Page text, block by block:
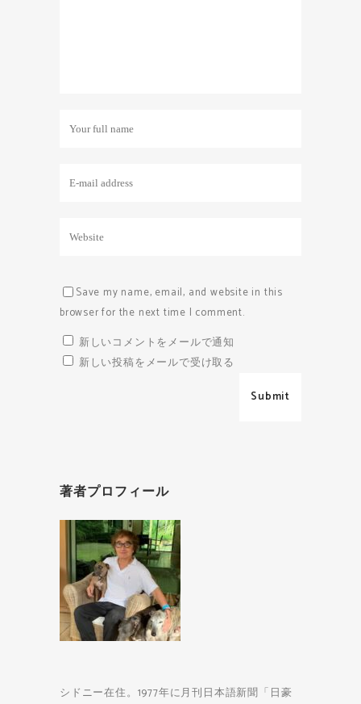
Save my name, email, and website in this
browser for the next time I comment.
新しいコメントをメールで通知
新しい投稿をメールで受け取る
著者プロフィール
シドニー在住。1977年に月刊日本語新聞「日豪